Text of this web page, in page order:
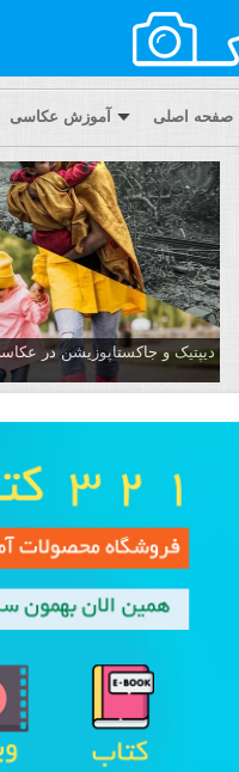
صفحه اصلی آموزش عکاسی
دیپتیک و جاکستا‌پوزیشن در